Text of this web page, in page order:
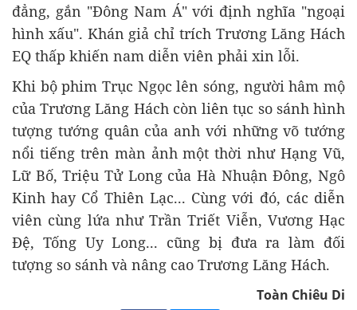
đẳng, gắn "Đông Nam Á" với định nghĩa "ngoại
hình xấu". Khán giả chỉ trích Trương Lăng Hách
EQ thấp khiến nam diễn viên phải xin lỗi.
Khi bộ phim Trục Ngọc lên sóng, người hâm mộ
của Trương Lăng Hách còn liên tục so sánh hình
tượng tướng quân của anh với những võ tướng
nổi tiếng trên màn ảnh một thời như Hạng Vũ,
Lữ Bố, Triệu Tử Long của Hà Nhuận Đông, Ngô
Kinh hay Cổ Thiên Lạc... Cùng với đó, các diễn
viên cùng lứa như Trần Triết Viễn, Vương Hạc
Đệ, Tống Uy Long... cũng bị đưa ra làm đối
tượng so sánh và nâng cao Trương Lăng Hách.
Toàn Chiêu Di